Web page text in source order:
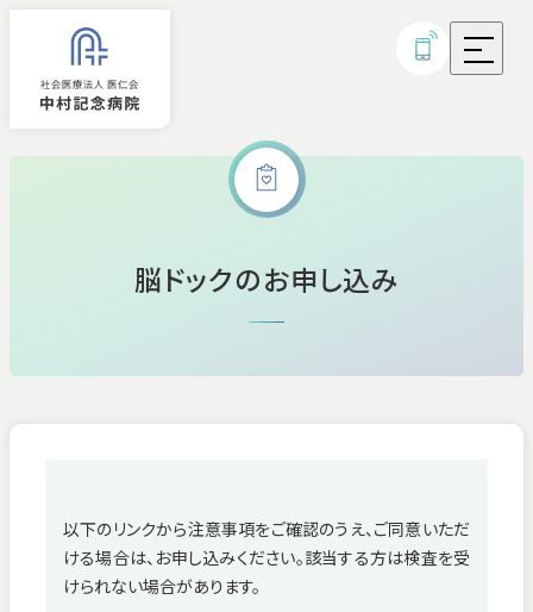
病気・治療について
病院紹介
脳ドックのお申し込み
以下のリンクから注意事項をご確認のうえ、ご同意いただ
ける場合は、お申し込みください。該当する方は検査を受
けられない場合があります。